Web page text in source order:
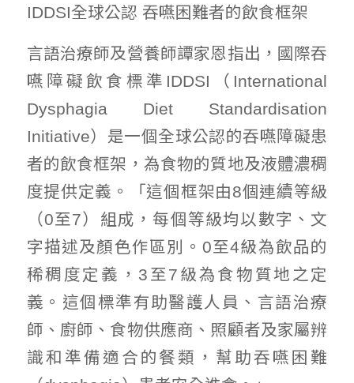
IDDSI全球公認 吞嚥困難者的飲食框架
言語治療師及營養師譚家恩指出，國際吞
嚥障礙飲食標準IDDSI（International
Dysphagia Diet Standardisation
Initiative）是一個全球公認的吞嚥障礙患
者的飲食框架，為食物的質地及液體濃稠
度提供定義。「這個框架由8個連續等級
（0至7）組成，每個等級均以數字、文
字描述及顏色作區別。0至4級為飲品的
稀稠度定義，3至7級為食物質地之定
義。這個標準有助醫護人員、言語治療
師、廚師、食物供應商、照顧者及家屬辨
識和準備適合的餐類，幫助吞嚥困難